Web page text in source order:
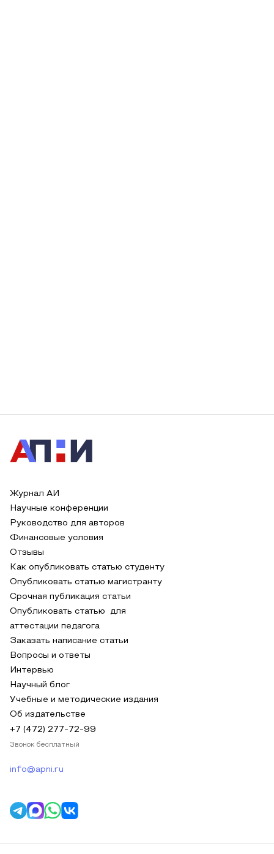
Журнал АИ
Научные конференции
Руководство для авторов
Финансовые условия
Отзывы
Как опубликовать статью студенту
Опубликовать статью магистранту
Срочная публикация статьи
Опубликовать статью для
аттестации педагога
Заказать написание статьи
Вопросы и ответы
Интервью
Научный блог
Учебные и методические издания
Об издательстве
+7 (472) 277-72-99
Звонок бесплатный
info@apni.ru